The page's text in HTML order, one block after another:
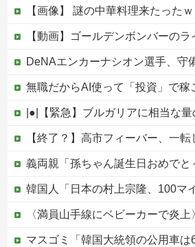
【画像】 謎の中華料理来たったｗｗｗ ＆ 【悲報】近所の
【動画】ゴールデンボンバーのライブ中に激シコ女さ
DeNAエンカーナシオン選手、守備について「いくら得点しても、エラーを重ねれば逆転されてしまう。そういう
無職だからAI使って「投資」で稼ごう
|●|【緊急】ブルガリアに相当な量の爆発物搭載したドローンが侵入！ルーマニア国境付近
【終了？】高市フィーバー、一転して”高市ショック”へ…支持率
義両親「孫ちゃん誕生日おめでと～」私「（それだけ…？）」頻繁に会って孫も見せてるのにプレゼントも欲しいもの
韓国人「日本の村上宗隆、100マイルのシンカーを逆方向に・・・2戦連発の26号ソロホームラン」→
〈満員山手線にベビーカーで炎上〉「折りたたまず乗車できる
マスゴミ「韓国大統領の公用車は6000万円で安全装備！」「